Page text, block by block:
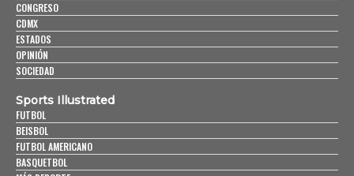
CONGRESO
CDMX
ESTADOS
OPINIÓN
SOCIEDAD
Sports Illustrated
FUTBOL
BEISBOL
FUTBOL AMERICANO
BASQUETBOL